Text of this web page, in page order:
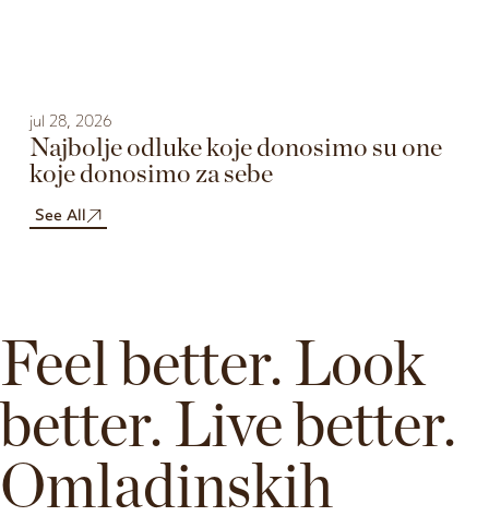
jul 28, 2026
Najbolje odluke koje donosimo su one
koje donosimo za sebe
See All
Feel better. Look
better. Live better.
Omladinskih